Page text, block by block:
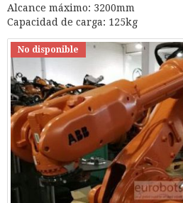
Alcance máximo: 3200mm
Capacidad de carga: 125kg
No disponible